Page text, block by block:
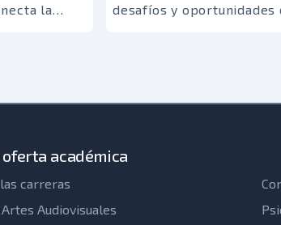
diseñado
la
la
y
desafíos y oportunidades
perspectiva geopolítica y
académica
carreras
Audiovisuales